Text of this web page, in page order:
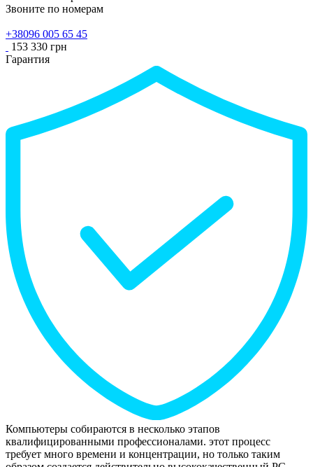
Звоните по номерам
+38096 005 65 45
153 330 грн
Гарантия
Компьютеры собираются в несколько этапов
квалифицированными профессионалами. этот процесс
требует много времени и концентрации, но только таким